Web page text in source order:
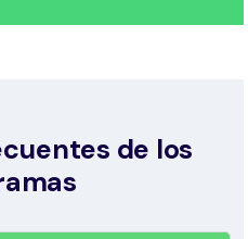
de los